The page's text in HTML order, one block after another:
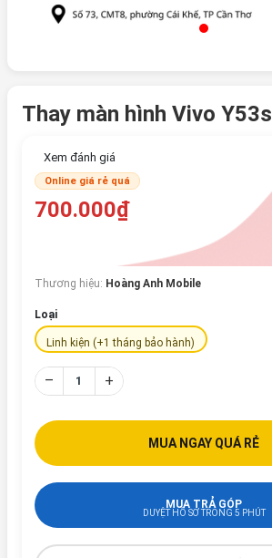
Thay màn hình Vivo Y53s
Xem đánh giá
Online giá rẻ quá
700.000₫
Thương hiệu: Hoàng Anh Mobile
Loại
Linh kiện (+1 tháng bảo hành)
– +
MUA NGAY QUÁ RẺ
MUA TRẢ GÓP
DUYỆT HỒ SƠ TRONG 5 PHÚT